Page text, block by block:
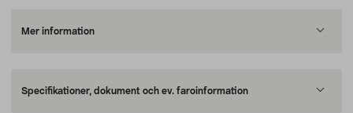
Mer information
Specifikationer, dokument och ev. faroinformation